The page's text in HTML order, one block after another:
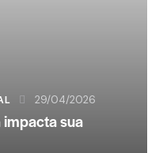
29/04/2026
impacta sua